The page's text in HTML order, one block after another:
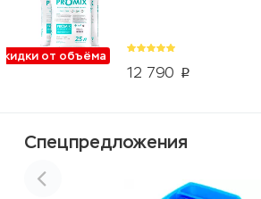
от объёма
12 790 p
Спецпредложения